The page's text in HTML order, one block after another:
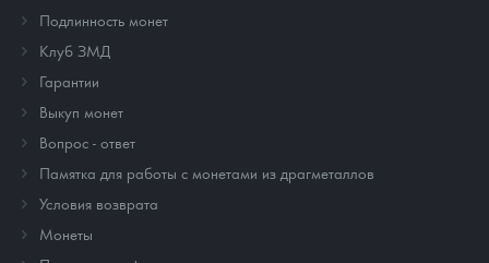
Подлинность монет
Клуб ЗМД
Гарантии
Выкуп монет
Вопрос - ответ
Памятка для работы с монетами из драгметаллов
Условия возврата
Монеты